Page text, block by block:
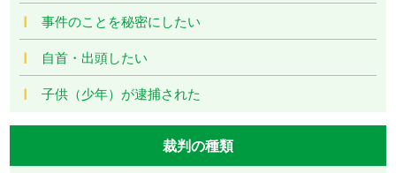
事件のことを秘密にしたい
自首・出頭したい
子供（少年）が逮捕された
裁判の種類